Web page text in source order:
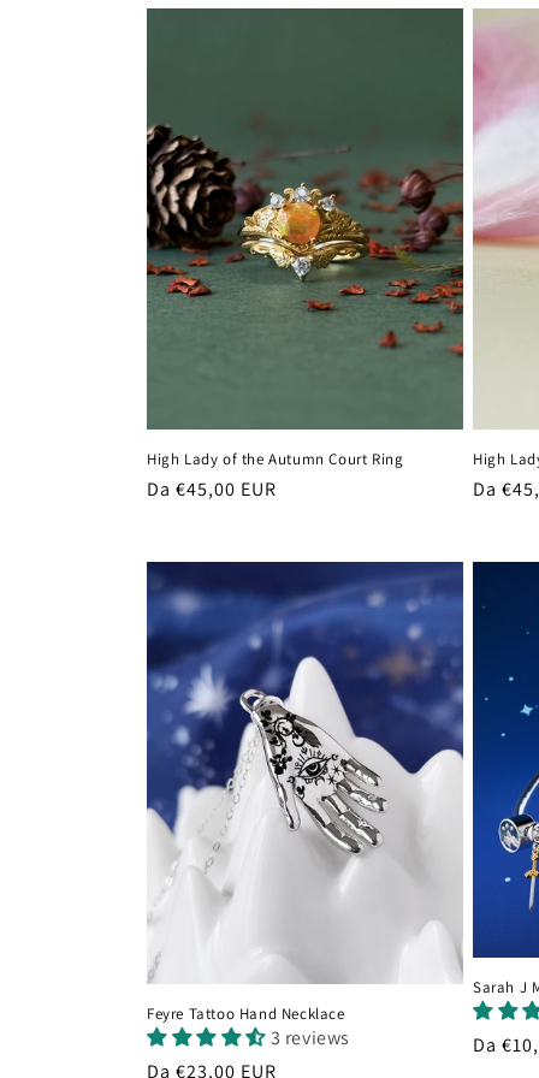
listino
High Lady of the Autumn Court Ring
Prezzo
Da €45,00 EUR
High
Prezzo
Da
Feyre Tattoo Hand Necklace
3 reviews
Prezzo
Da €23,00 EUR
Sarah J
Prezzo
Da